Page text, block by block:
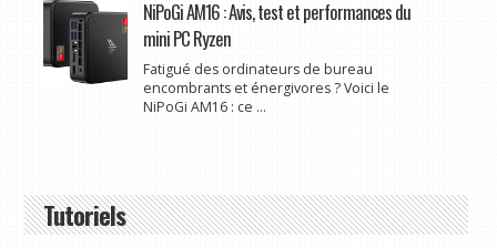
NiPoGi AM16 : Avis, test et performances du
mini PC Ryzen
Fatigué des ordinateurs de bureau
encombrants et énergivores ? Voici le
NiPoGi AM16 : ce ...
Tutoriels